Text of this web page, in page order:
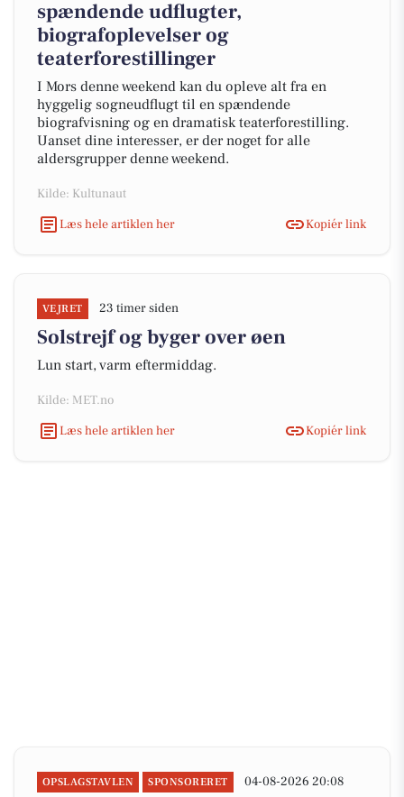
spændende udflugter,
biografoplevelser og
teaterforestillinger
I Mors denne weekend kan du opleve alt fra en
hyggelig sogneudflugt til en spændende
biografvisning og en dramatisk teaterforestilling.
Uanset dine interesser, er der noget for alle
aldersgrupper denne weekend.
Kilde: Kultunaut
Læs hele artiklen her
Kopiér link
VEJRET 23 timer siden
Solstrejf og byger over øen
Lun start, varm eftermiddag.
Kilde: MET.no
Læs hele artiklen her
Kopiér link
OPSLAGSTAVLEN SPONSORERET 04-08-2026 20:08